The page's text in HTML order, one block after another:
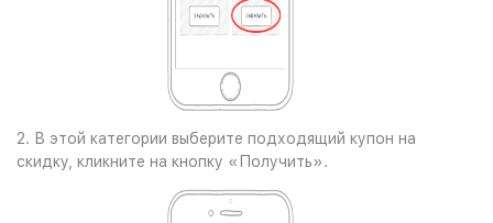
2. В этой категории выберите подходящий купон на
скидку, кликните на кнопку «Получить».